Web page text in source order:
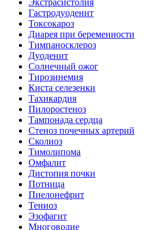
Экстрасистолия
Гастродуоденит
Токсокароз
Диарея при беременности
Тимпаносклероз
Дуоденит
Солнечный ожог
Тирозинемия
Киста селезенки
Тахикардия
Пилоростеноз
Тампонада сердца
Стеноз почечных артерий
Сколиоз
Тимолипома
Омфалит
Дистопия почки
Потница
Пиелонефрит
Тениоз
Эзофагит
Многоводие